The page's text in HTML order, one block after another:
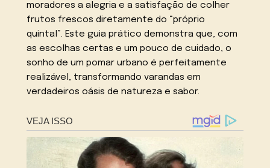
moradores a alegria e a satisfação de colher
frutos frescos diretamente do “próprio
quintal”. Este guia prático demonstra que, com
as escolhas certas e um pouco de cuidado, o
sonho de um pomar urbano é perfeitamente
realizável, transformando varandas em
verdadeiros oásis de natureza e sabor.